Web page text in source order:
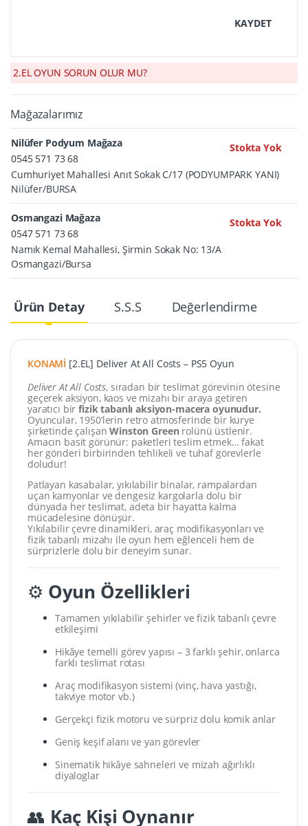
KAYDET
2.EL OYUN SORUN OLUR MU?
Mağazalarımız
Nilüfer Podyum Mağaza
Stokta Yok
0545 571 73 68
Cumhuriyet Mahallesi Anıt Sokak C/17 (PODYUMPARK YANI)
Nilüfer/BURSA
Osmangazi Mağaza
Stokta Yok
0547 571 73 68
Namık Kemal Mahallesi, Şirmin Sokak No: 13/A
Osmangazi/Bursa
Ürün Detay S.S.S Değerlendirme
KONAMİ [2.EL] Deliver At All Costs – PS5 Oyun
Deliver At All Costs, sıradan bir teslimat görevinin ötesine
geçerek aksiyon, kaos ve mizahı bir araya getiren
yaratıcı birfizik tabanlı aksiyon-macera oyunudur.
Oyuncular, 1950’lerin retro atmosferinde bir kurye
şirketinde çalışanWinston Green rolünü üstlenir.
Amacın basit görünür: paketleri teslim etmek… fakat
her gönderi birbirinden tehlikeli ve tuhaf görevlerle
doludur!
Patlayan kasabalar, yıkılabilir binalar, rampalardan
uçan kamyonlar ve dengesiz kargolarla dolu bir
dünyada her teslimat, adeta bir hayatta kalma
mücadelesine dönüşür.
Yıkılabilir çevre dinamikleri, araç modifikasyonları ve
fizik tabanlı mizahı ile oyun hem eğlenceli hem de
sürprizlerle dolu bir deneyim sunar.
⚙️ Oyun Özellikleri
Tamamen yıkılabilir şehirler ve fizik tabanlı çevre
etkileşimi
Hikâye temelli görev yapısı – 3 farklı şehir, onlarca
farklı teslimat rotası
Araç modifikasyon sistemi (vinç, hava yastığı,
takviye motor vb.)
Gerçekçi fizik motoru ve sürpriz dolu komik anlar
Geniş keşif alanı ve yan görevler
Sinematik hikâye sahneleri ve mizah ağırlıklı
diyaloglar
👥 Kaç Kişi Oynanır